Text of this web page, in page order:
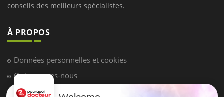
conseils des meilleurs spécialistes.
À PROPOS
Données personnelles et cookies
Qui sommes-nous
Conditions d'utilisation